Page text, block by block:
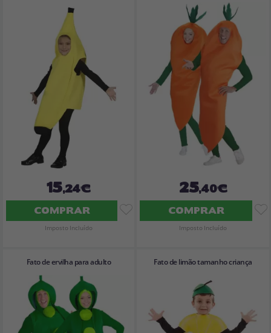
15,24€
COMPRAR
Imposto Incluído
25,40€
COMPRAR
Imposto Incluído
Fato de ervilha para adulto Fato de limão tamanho criança